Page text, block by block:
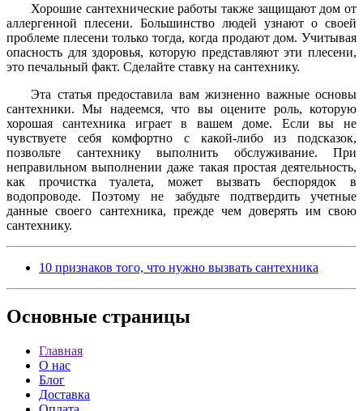
Хорошие сантехнические работы также защищают дом от
аллергенной плесени. Большинство людей узнают о своей
проблеме плесени только тогда, когда продают дом. Учитывая
опасность для здоровья, которую представляют эти плесени,
это печальный факт. Сделайте ставку на сантехнику.
Эта статья предоставила вам жизненно важные основы
сантехники. Мы надеемся, что вы оцените роль, которую
хорошая сантехника играет в вашем доме. Если вы не
чувствуете себя комфортно с какой-либо из подсказок,
позвольте сантехнику выполнить обслуживание. При
неправильном выполнении даже такая простая деятельность,
как прочистка туалета, может вызвать беспорядок в
водопроводе. Поэтому не забудьте подтвердить учетные
данные своего сантехника, прежде чем доверять им свою
сантехнику.
10 признаков того, что нужно вызвать сантехника
Основные страницы
Главная
О нас
Блог
Доставка